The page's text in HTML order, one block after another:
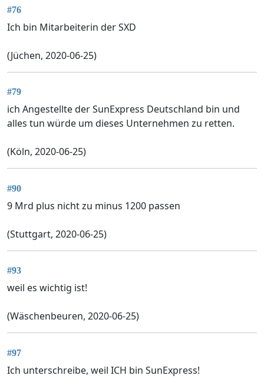
#76
Ich bin Mitarbeiterin der SXD
(Jüchen, 2020-06-25)
#79
ich Angestellte der SunExpress Deutschland bin und
alles tun würde um dieses Unternehmen zu retten.
(Köln, 2020-06-25)
#90
9 Mrd plus nicht zu minus 1200 passen
(Stuttgart, 2020-06-25)
#93
weil es wichtig ist!
(Wäschenbeuren, 2020-06-25)
#97
Ich unterschreibe, weil ICH bin SunExpress!